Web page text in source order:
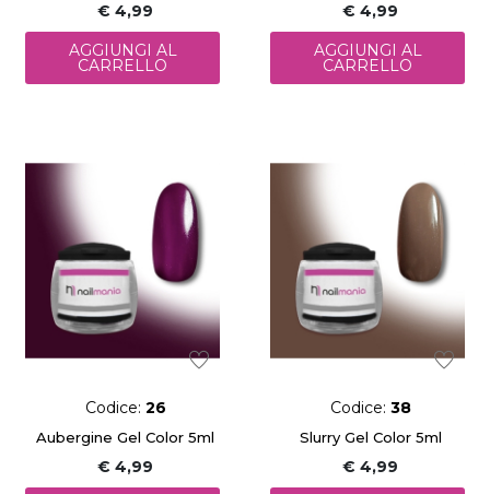
€ 4,99
AGGIUNGI AL
CARRELLO
€ 4,99
AGGIUNGI AL
CARRELLO
Codice: 26
Aubergine Gel Color 5ml
€ 4,99
Codice: 38
Slurry Gel Color 5ml
€ 4,99